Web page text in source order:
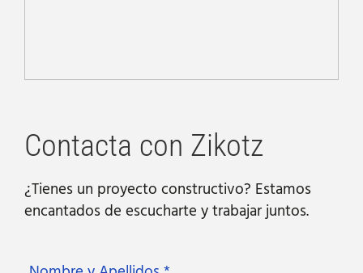
Contacta con Zikotz
¿Tienes un proyecto constructivo? Estamos
encantados de escucharte y trabajar juntos.